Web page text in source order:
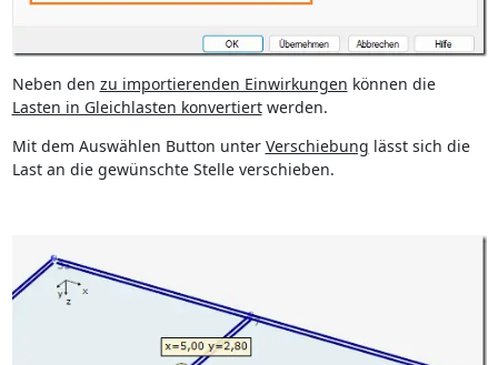
Neben den zu importierenden Einwirkungen können die
Lasten in Gleichlasten konvertiertwerden.
Mit dem Auswählen Button unter Verschiebung lässt sich die
Last an die gewünschte Stelle verschieben.